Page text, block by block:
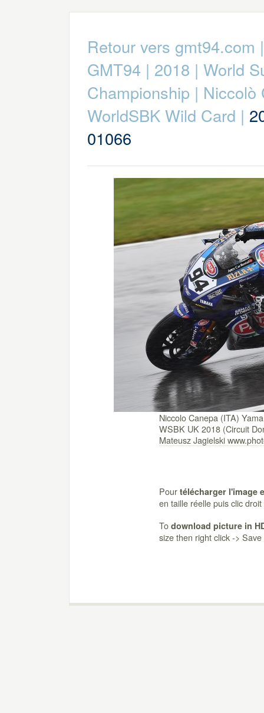
Retour vers gmt94.com
GMT94 | 2018 | World
Championship | Niccolò
WorldSBK Wild Card |
01066
Niccolo Canepa (ITA)
WSBK UK 2018 (Circuit
Mateusz Jagielski
Pour télécharger l'image
en taille réelle puis clic
To download picture in
size then right click ->